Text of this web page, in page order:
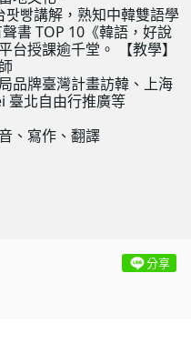
빵講解，熟知中韓雙語學
書 TOP 10《韓語，好說
台授課逾千堂。 【教學】
品牌臺灣計畫訪韓、上海
臺北自由行推廣等
、寫作、翻譯
分享